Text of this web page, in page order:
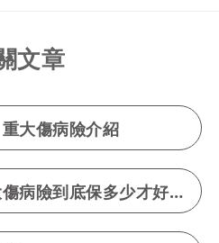
文章
大傷病險介紹
這些病超燒錢！重大傷病險到底保多少才好？